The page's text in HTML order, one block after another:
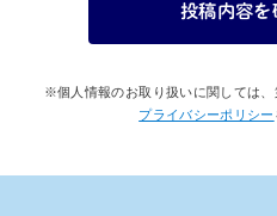
投稿内容を
※個人情報のお取り扱いに関しては
プライバシーポリシー